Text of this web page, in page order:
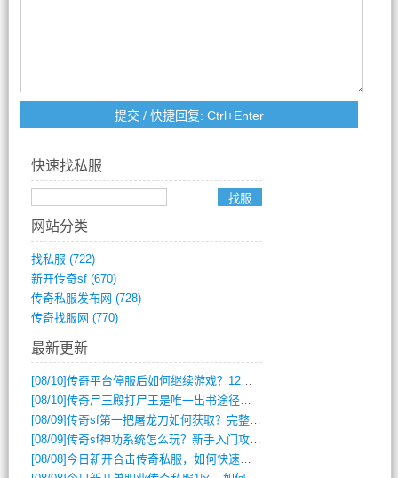
快速找私服
网站分类
找私服 (722)
新开传奇sf(670)
传奇私服发布网 (728)
传奇找服网 (770)
最新更新
[08/10]传奇平台停服后如何继续游戏？12月6日停服影响攻略吗？
[08/10]传奇尸王殿打尸王是唯一出书途径吗？
[08/09]传奇sf第一把屠龙刀如何获取？完整攻略揭秘
[08/09]传奇sf神功系统怎么玩？新手入门攻略全解析
[08/08]今日新开合击传奇私服，如何快速提升角色战力？